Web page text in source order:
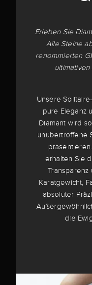
Erleben Sie
Alle Steine
renommierten
ultimativen
Unsere
pure Eleganz
Diamant wird
unübertroffene
erhalten Sie
Transparenz
Karatgewicht,
absoluter
die